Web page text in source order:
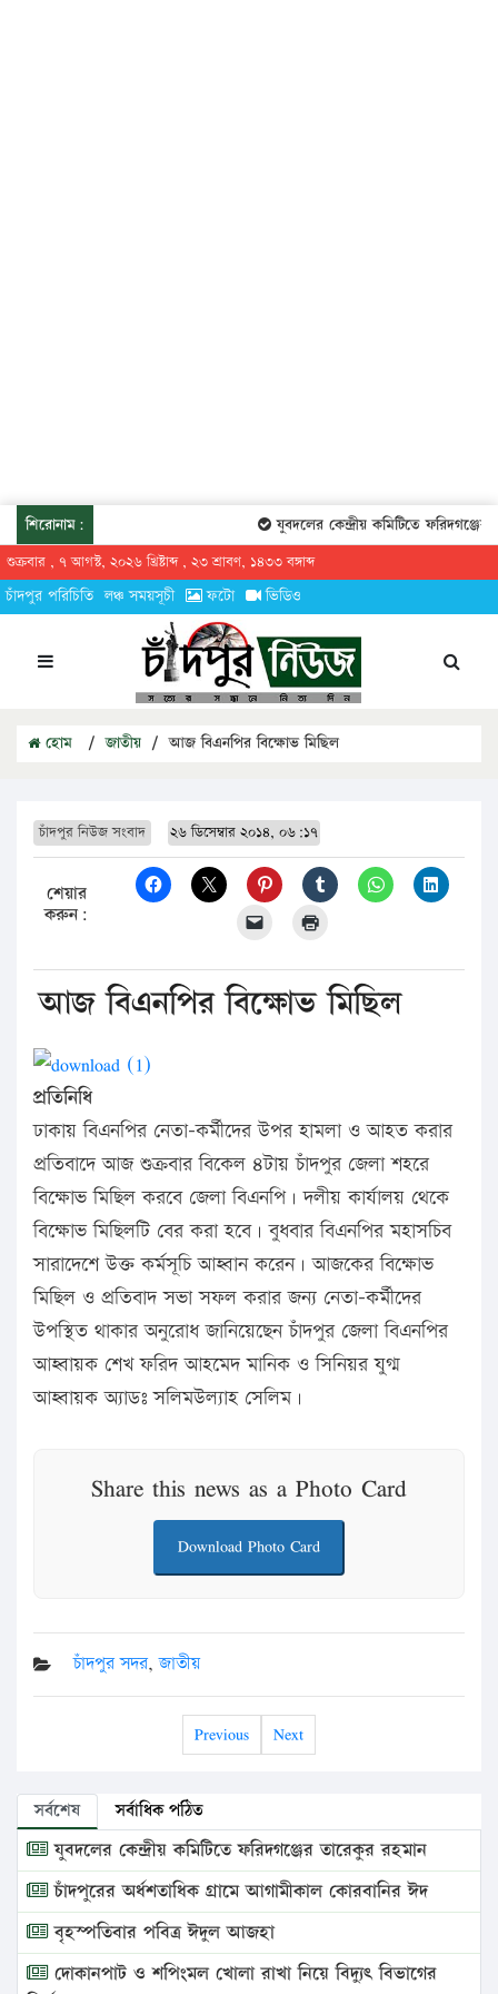
শিরোনাম: যুবদলের কেন্দ্রীয় কমিটিতে ফরিদগঞ্জের
শুক্রবার , ৭ আগস্ট, ২০২৬ খ্রিষ্টাব্দ , ২৩ শ্রাবণ, ১৪৩৩ বঙ্গাব্দ
চাঁদপুর পরিচিতি লঞ্চ সময়সূচী ফটো ভিডিও
হোম / জাতীয় / আজ বিএনপির বিক্ষোভ মিছিল
চাঁদপুর নিউজ সংবাদ ২৬ ডিসেম্বার ২০১৪, ০৬:১৭
শেয়ার
করুন:
আজ বিএনপির বিক্ষোভ মিছিল
প্রতিনিধি
ঢাকায় বিএনপির নেতা-কর্মীদের উপর হামলা ও আহত করার
প্রতিবাদে আজ শুক্রবার বিকেল ৪টায় চাঁদপুর জেলা শহরে
বিক্ষোভ মিছিল করবে জেলা বিএনপি। দলীয় কার্যালয় থেকে
বিক্ষোভ মিছিলটি বের করা হবে। বুধবার বিএনপির মহাসচিব
সারাদেশে উক্ত কর্মসূচি আহ্বান করেন। আজকের বিক্ষোভ
মিছিল ও প্রতিবাদ সভা সফল করার জন্য নেতা-কর্মীদের
উপস্থিত থাকার অনুরোধ জানিয়েছেন চাঁদপুর জেলা বিএনপির
আহ্বায়ক শেখ ফরিদ আহমেদ মানিক ও সিনিয়র যুগ্ম
আহ্বায়ক অ্যাডঃ সলিমউল্যাহ সেলিম।
Share this news as a Photo Card
Download Photo Card
চাঁদপুর সদর,জাতীয়
Previous Next
সর্বশেষ সর্বাধিক পঠিত
যুবদলের কেন্দ্রীয় কমিটিতে ফরিদগঞ্জের তারেকুর রহমান
চাঁদপুরের অর্ধশতাধিক গ্রামে আগামীকাল কোরবানির ঈদ
বৃহস্পতিবার পবিত্র ঈদুল আজহা
দোকানপাট ও শপিংমল খোলা রাখা নিয়ে বিদ্যুৎ বিভাগের